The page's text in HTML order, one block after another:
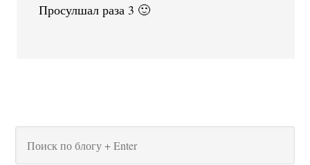
Просулшал раза 3 🙂